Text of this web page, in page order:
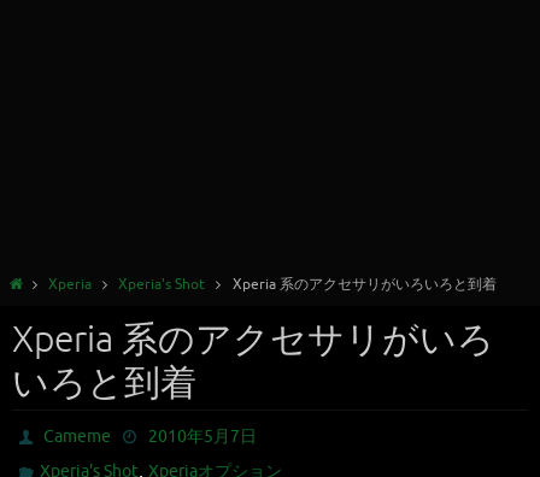
Xperia Xperia's Shot Xperia 系のアクセサリがいろいろと到着
Xperia 系のアクセサリがいろ
いろと到着
Cameme
2010年5月7日
Xperia's Shot,Xperiaオプション